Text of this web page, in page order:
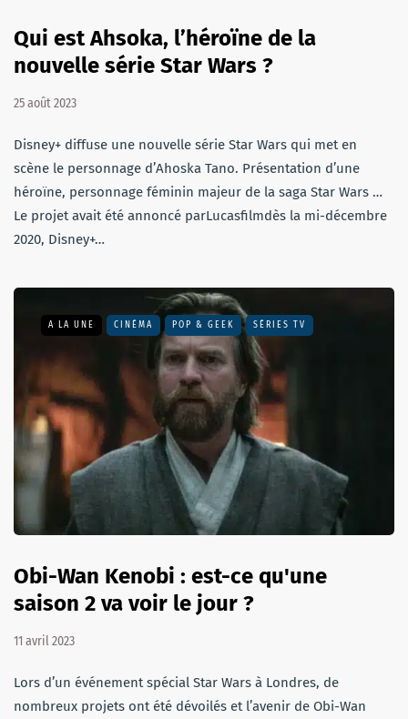
Qui est Ahsoka, l’héroïne de la
nouvelle série Star Wars ?
25 août 2023
Disney+ diffuse une nouvelle série Star Wars qui met en
scène le personnage d’Ahoska Tano. Présentation d’une
héroïne, personnage féminin majeur de la saga Star Wars …
Le projet avait été annoncé parLucasfilmdès la mi-décembre
2020, Disney+…
A LA UNE CINÉMA POP & GEEK SÉRIES TV
Obi-Wan Kenobi : est-ce qu'une
saison 2 va voir le jour ?
11 avril 2023
Lors d’un événement spécial Star Wars à Londres, de
nombreux projets ont été dévoilés et l’avenir de Obi-Wan